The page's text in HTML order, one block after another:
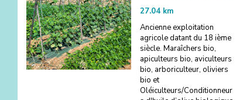
27.04 km
Ancienne exploitation
agricole datant du 18 ième
siècle. Maraîchers bio,
apiculteurs bio, aviculteurs
bio, arboriculteur, oliviers
bio et
Oléiculteurs/Conditionneur